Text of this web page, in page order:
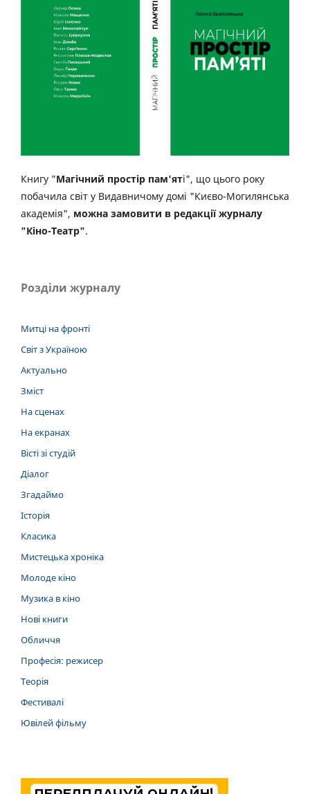
Книгу "Магічний простір пам'яті", що цього року
побачила світ у Видавничому домі "Києво-Могилянська
академія", можна замовити в редакції журналу
"Кіно-Театр".
Розділи журналу
Митці на фронті
Світ з Україною
Актуально
Зміст
На сценах
На екранах
Вісті зі студій
Діалог
Згадаймо
Історія
Класика
Мистецька хроніка
Молоде кіно
Музика в кіно
Нові книги
Обличчя
Професія: режисер
Теорія
Фестивалі
Ювілей фільму